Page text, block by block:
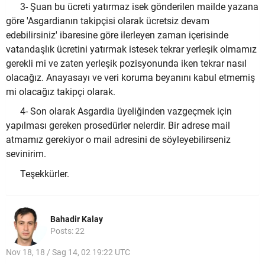
3- Şuan bu ücreti yatırmaz isek gönderilen mailde yazana
göre 'Asgardianın takipçisi olarak ücretsiz devam
edebilirsiniz' ibaresine göre ilerleyen zaman içerisinde
vatandaşlık ücretini yatırmak istesek tekrar yerleşik olmamız
gerekli mi ve zaten yerleşik pozisyonunda iken tekrar nasıl
olacağız. Anayasayı ve veri koruma beyanını kabul etmemiş
mi olacağız takipçi olarak.
4- Son olarak Asgardia üyeliğinden vazgeçmek için
yapılması gereken prosedürler nelerdir. Bir adrese mail
atmamız gerekiyor o mail adresini de söyleyebilirseniz
sevinirim.
Teşekkürler.
Bahadir Kalay
Posts: 22
Nov 18, 18 / Sag 14, 02 19:22 UTC